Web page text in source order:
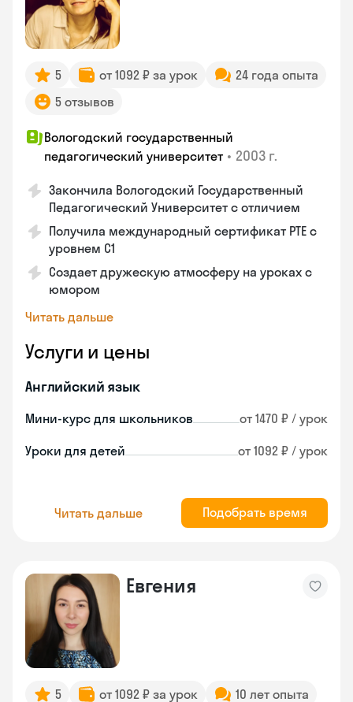
5 от 1092 ₽ за урок
24 года опыта
5 отзывов
Вологодский государственный
педагогический университет • 2003 г.
Закончила Вологодский Государственный
Педагогический Университет с отличием
Получила международный сертификат PTE с
уровнем C1
Создает дружескую атмосферу на уроках с
юмором
Читать дальше
Услуги и цены
Английский язык
Мини-курс для школьников от 1470 ₽ / урок
Уроки для детей от 1092 ₽ / урок
Читать дальше Подобрать время
Евгения
5 от 1092 ₽ за урок
10 лет опыта